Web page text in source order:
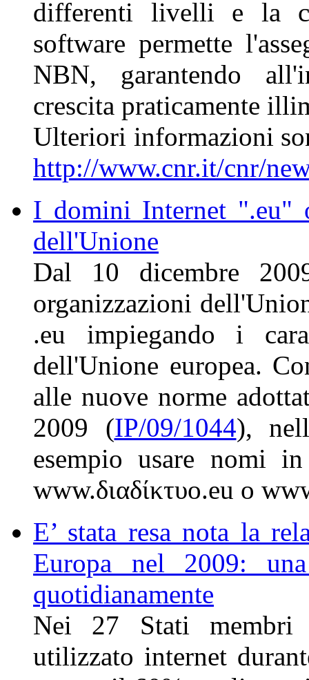
differenti livelli e la
software permette
NBN, garantendo
crescita praticamente
Ulteriori informazioni
http://www.cnr.it/cnr/
I domini Internet ".eu"
dell'Unione
Dal 10 dicembre
organizzazioni
.eu impiegando i
dell'Unione europea.
alle nuove norme
2009 (IP/09/1044),
esempio usare nomi
www.διαδίκτυο.eu o
E’ stata resa nota la
Europa nel 2009:
quotidianamente
Nei 27 Stati membri
utilizzato internet